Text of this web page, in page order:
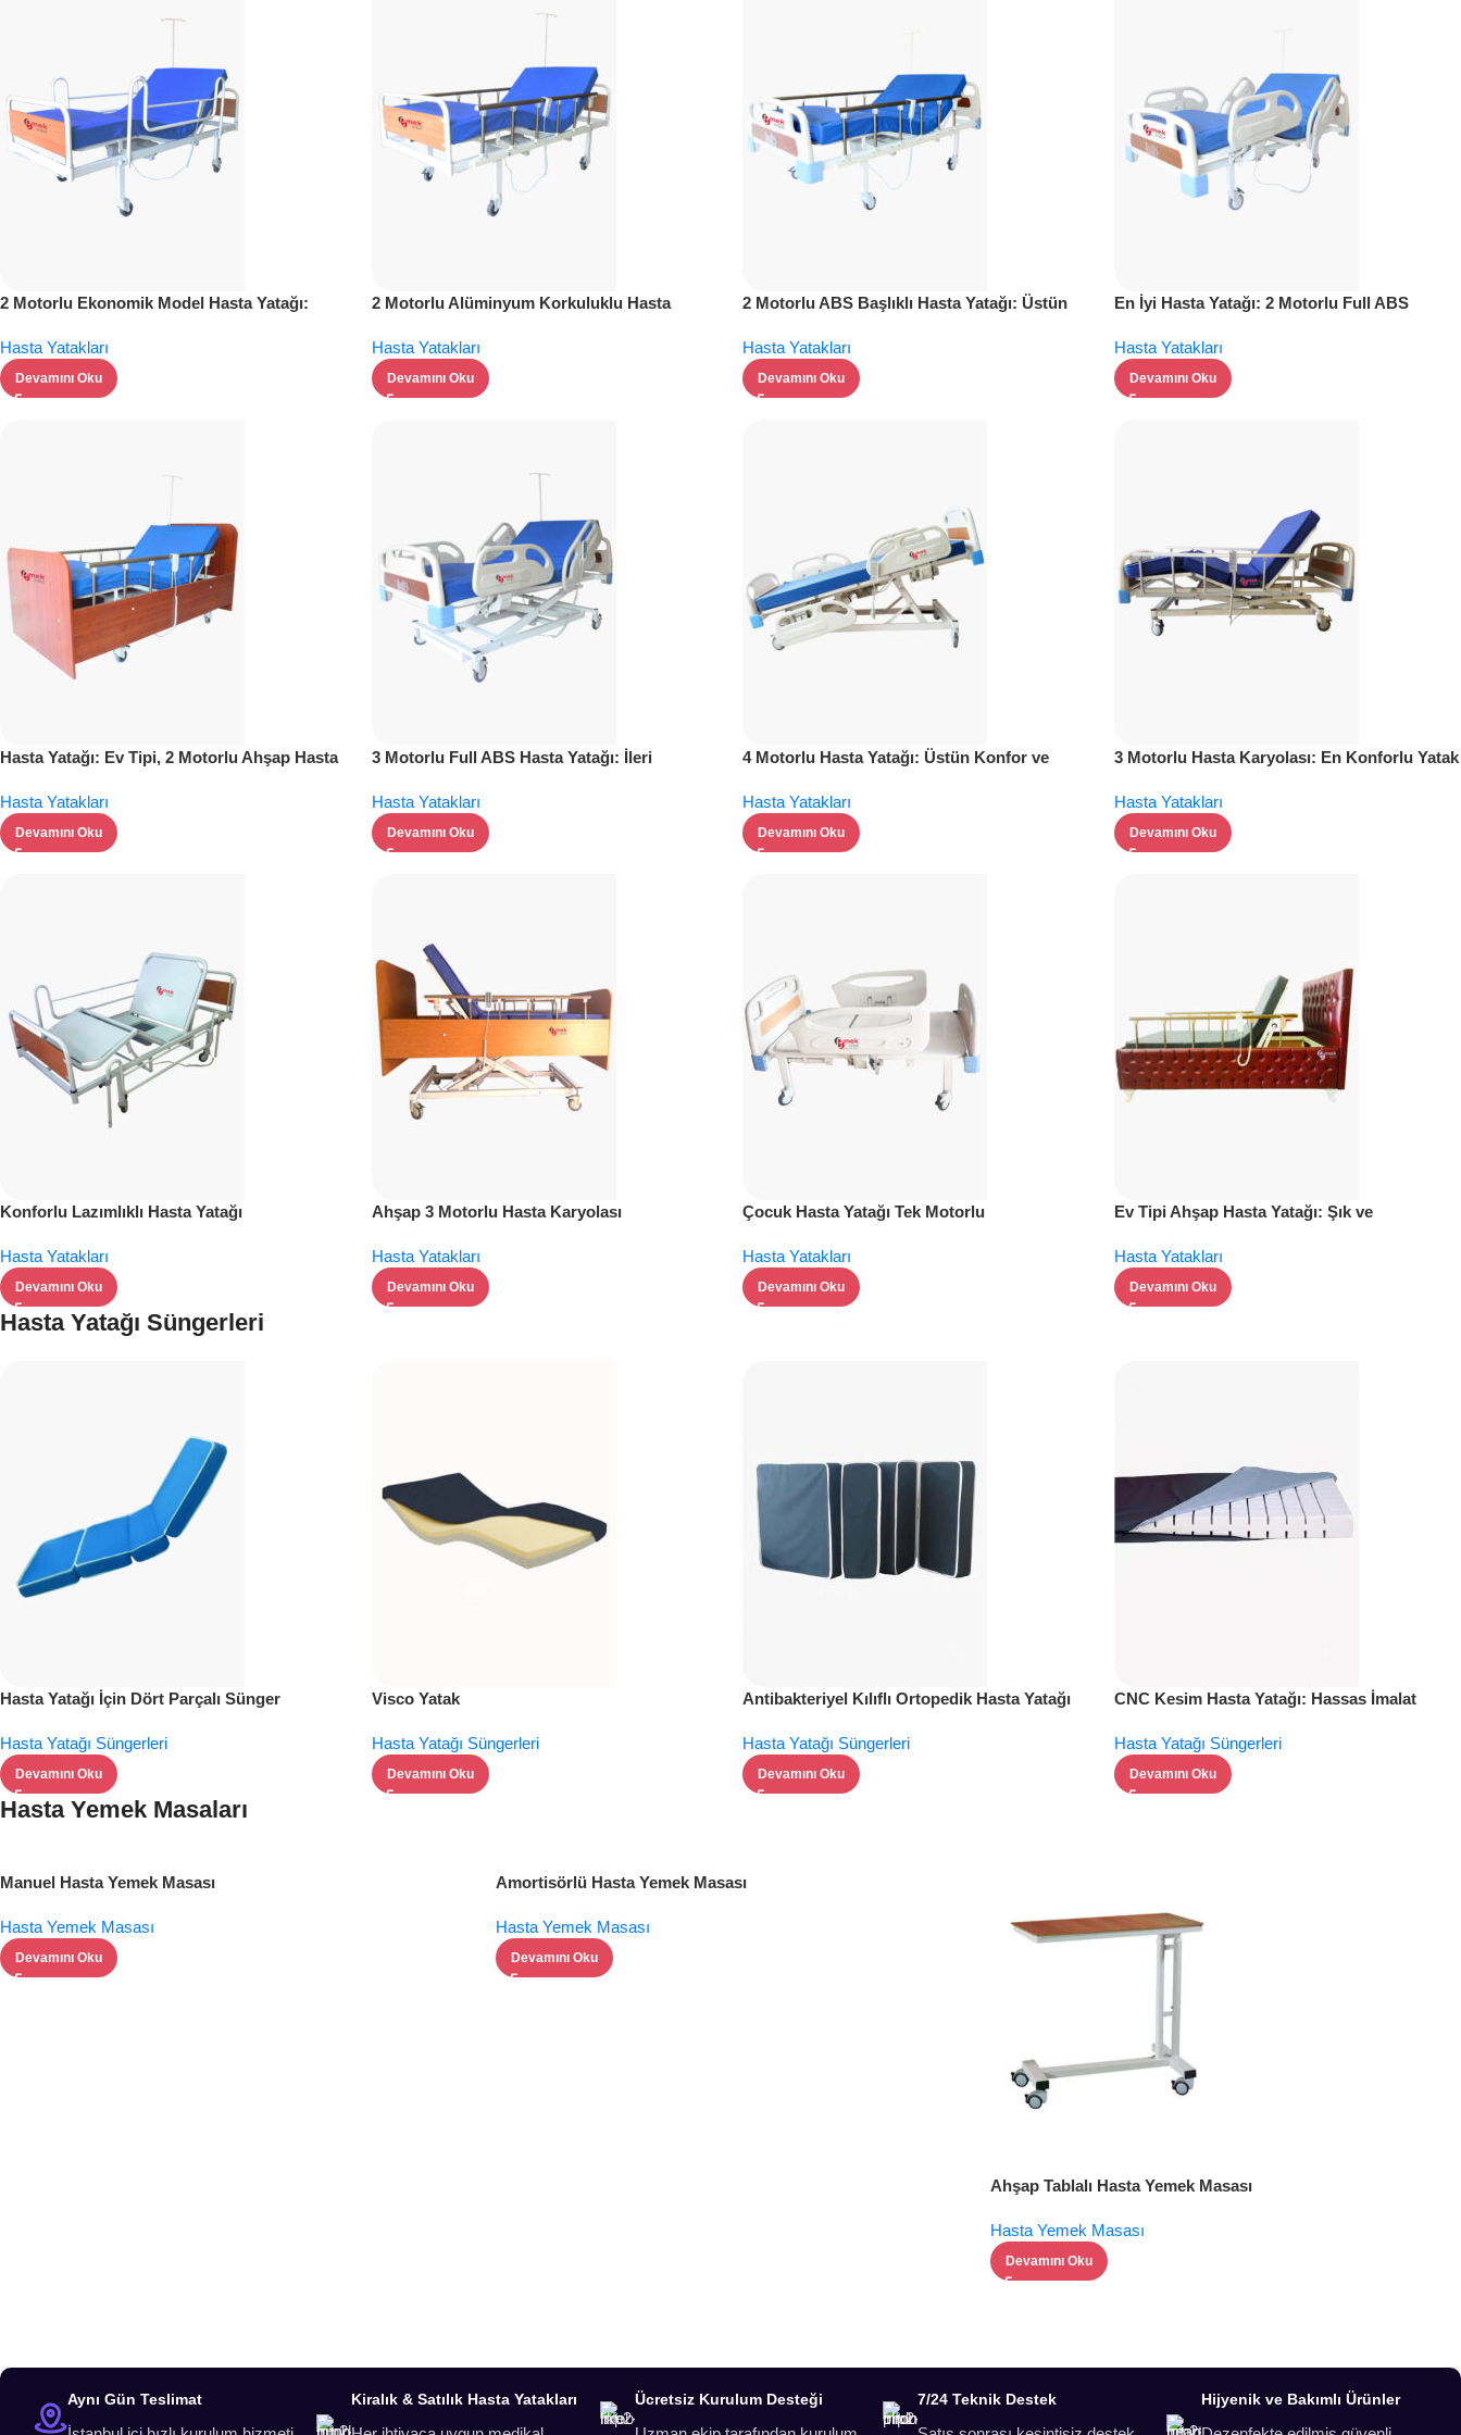
Sipariş Ver
2 Motorlu Ekonomik Model Hasta Yatağı:
Hasta Yatakları
Devamını Oku
2 Motorlu Alüminyum Korkuluklu Hasta
Hasta Yatakları
Devamını Oku
2 Motorlu ABS Başlıklı Hasta Yatağı: Üstün
Hasta Yatakları
Devamını Oku
En İyi Hasta Yatağı: 2 Motorlu Full ABS
Hasta Yatakları
Devamını Oku
Hasta Yatağı: Ev Tipi, 2 Motorlu Ahşap Hasta
Hasta Yatakları
Devamını Oku
3 Motorlu Full ABS Hasta Yatağı: İleri
Hasta Yatakları
Devamını Oku
4 Motorlu Hasta Yatağı: Üstün Konfor ve
Hasta Yatakları
Devamını Oku
3 Motorlu Hasta Karyolası: En Konforlu Yatak
Hasta Yatakları
Devamını Oku
Konforlu Lazımlıklı Hasta Yatağı
Hasta Yatakları
Devamını Oku
Ahşap 3 Motorlu Hasta Karyolası
Hasta Yatakları
Devamını Oku
Çocuk Hasta Yatağı Tek Motorlu
Hasta Yatakları
Devamını Oku
Ev Tipi Ahşap Hasta Yatağı: Şık ve
Hasta Yatakları
Devamını Oku
Hasta Yatağı Süngerleri
Hasta Yatağı İçin Dört Parçalı Sünger
Hasta Yatağı Süngerleri
Devamını Oku
Visco Yatak
Hasta Yatağı Süngerleri
Devamını Oku
Antibakteriyel Kılıflı Ortopedik Hasta Yatağı
Hasta Yatağı Süngerleri
Devamını Oku
CNC Kesim Hasta Yatağı: Hassas İmalat
Hasta Yatağı Süngerleri
Devamını Oku
Hasta Yemek Masaları
Manuel Hasta Yemek Masası
Hasta Yemek Masası
Devamını Oku
Amortisörlü Hasta Yemek Masası
Hasta Yemek Masası
Devamını Oku
Ahşap Tablalı Hasta Yemek Masası
Hasta Yemek Masası
Devamını Oku
Aynı Gün Teslimat Kiralık & Satılık Hasta Yatakları Ücretsiz Kurulum Desteği 7/24 Teknik Destek Hijyenik ve Bakımlı Ürünler